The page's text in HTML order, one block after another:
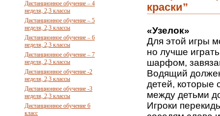
Дистанционное обучение – 4
неделя, 2,3 классы
Дистанционное обучение – 5
неделя, 2,3 классы
Дистанционное обучение – 6
неделя, 2,3 классы
Дистанционное обучение – 7
неделя, 2,3 классы
Дистанционное обучение -2
неделя, 2,3 классы
Дистанционное обучение -3
неделя, 2,3 классы
Дистанционное обучение 6
класс
краски”
«Узелок»
Для этой игры
но лучше
шарфом,
Водящий
детей, которые
между детьми
Игроки